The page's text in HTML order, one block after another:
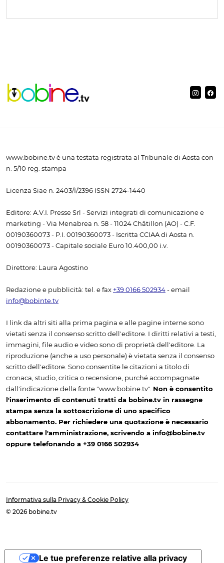
www.bobine.tv è una testata registrata al Tribunale di Aosta con
n. 5/10 reg. stampa
Licenza Siae n. 2403/I/2396 ISSN 2724-1440
Editore: A.V.I. Presse Srl - Servizi integrati di comunicazione e
marketing - Via Menabrea n. 58 - 11024 Châtillon (AO) - C.F.
00190360073 - P.I. 00190360073 - Iscritta CCIAA di Aosta n.
00190360073 - Capitale sociale Euro 10.400,00 i.v.
Direttore: Laura Agostino
Redazione e pubblicità: tel. e fax +39 0166 502934 - email
info@bobinte.tv
I link da altri siti alla prima pagina e alle pagine interne sono
vietati senza il consenso scritto dell'editore. I diritti relativi a testi,
immagini, file audio e video sono di proprietà dell'editore. La
riproduzione (anche a uso personale) è vietata senza il consenso
scritto dell'editore. Sono consentite le citazioni a titolo di
cronaca, studio, critica o recensione, purché accompagnate
dall'indicazione della fonte "www.bobine.tv". Non è consentito
l'inserimento di contenuti tratti da bobine.tv in rassegne
stampa senza la sottoscrizione di uno specifico
abbonamento. Per richiedere una quotazione è necessario
contattare l'amministrazione, scrivendo a info@bobine.tv
oppure telefonando a +39 0166 502934
Informativa sulla Privacy & Cookie Policy
© 2026 bobine.tv
Le tue preferenze relative alla privacy